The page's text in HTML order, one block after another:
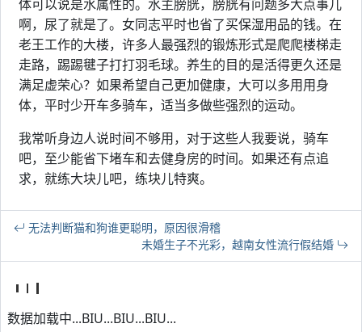
体可以说是水属性的。水主膀胱，膀胱有问题多大点事儿
啊，尿了就是了。女同志平时也省了买保湿用品的钱。在
老王工作的大楼，许多人最强烈的锻炼形式是爬爬楼梯走
走路，踢踢毽子打打羽毛球。养生的目的是活得更久还是
满足虚荣心？如果希望自己更加健康，大可以多用用身
体，平时少开车多骑车，适当多做些强烈的运动。
我常听身边人说时间不够用，对于这些人我要说，骑车
吧，至少能省下堵车和去健身房的时间。如果还有点追
求，就练大块儿吧，练块儿特爽。
无法判断猫和狗谁更聪明，原因很滑稽
未婚生子不光彩，越南女性流行假结婚
数据加载中...BIU...BIU...BIU...